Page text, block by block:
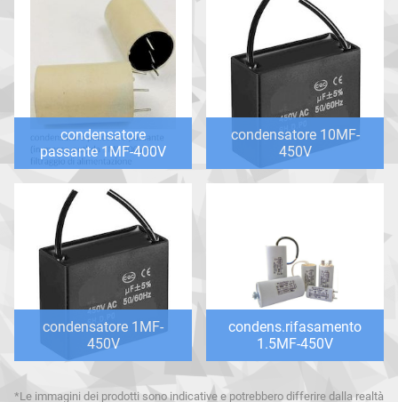
condensatore
passante 1MF-400V
condensatore 10MF-
450V
condensatore 1MF-
450V
condens.rifasamento
1.5MF-450V
*Le immagini dei prodotti sono indicative e potrebbero differire dalla realtà